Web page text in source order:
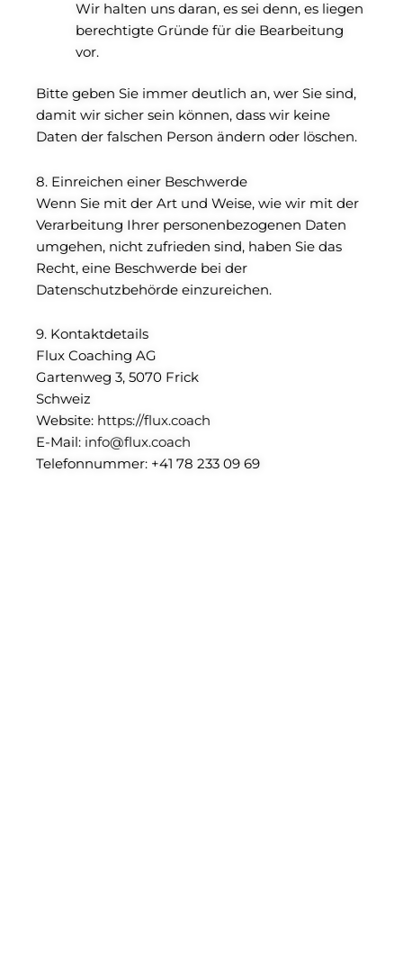
Wir halten uns daran, es sei denn, es liegen
berechtigte Gründe für die Bearbeitung
vor.
Bitte geben Sie immer deutlich an, wer Sie sind,
damit wir sicher sein können, dass wir keine
Daten der falschen Person ändern oder löschen.
8. Einreichen einer Beschwerde
Wenn Sie mit der Art und Weise, wie wir mit der
Verarbeitung Ihrer personenbezogenen Daten
umgehen, nicht zufrieden sind, haben Sie das
Recht, eine Beschwerde bei der
Datenschutzbehörde einzureichen.
9. Kontaktdetails
Flux Coaching AG
Gartenweg 3, 5070 Frick
Schweiz
Website: https://flux.coach
E-Mail: info@flux.coach
Telefonnummer: +41 78 233 09 69